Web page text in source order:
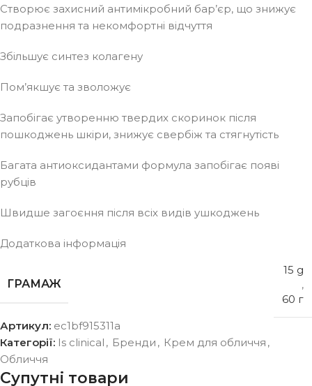
Створює захисний антимікробний бар’єр, що знижує
подразнення та некомфортні відчуття
Збільшує синтез колагену
Пом’якшує та зволожує
Запобігає утворенню твердих скоринок після
пошкоджень шкіри, знижує свербіж та стягнутість
Багата антиоксидантами формула запобігає появі
рубців
Швидше загоєння після всіх видів ушкоджень
Додаткова інформація
ГРАМАЖ
15 g
,
60 г
Артикул: ec1bf915311a
Категорії: Is clinical , Бренди , Крем для обличчя ,
Обличчя
Супутні товари